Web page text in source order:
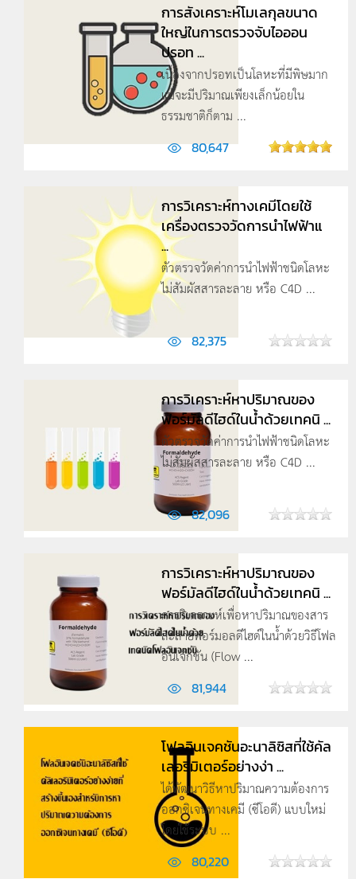
การสังเคราะห์โมเลกุลขนาด
ใหญ่ในการตรวจจับไอออน
ปรอท ...
เนื่องจากปรอทเป็นโลหะที่มีพิษมาก
แม้จะมีปริมาณเพียงเล็กน้อยใน
ธรรมชาติก็ตาม ...
80,647
การวิเคราะห์ทางเคมีโดยใช้
เครื่องตรวจวัดการนำไฟฟ้าแ
...
ตัวตรวจวัดค่าการนำไฟฟ้าชนิดโลหะ
ไม่สัมผัสสารละลาย หรือ C4D ...
82,375
การวิเคราะห์หาปริมาณของ
ฟอร์มัลดีไฮด์ในน้ำด้วยเทคนิ ...
ตัวตรวจวัดค่าการนำไฟฟ้าชนิดโลหะ
ไม่สัมผัสสารละลาย หรือ C4D ...
82,096
การวิเคราะห์หาปริมาณของ
ฟอร์มัลดีไฮด์ในน้ำด้วยเทคนิ ...
การวิเคราะห์เพื่อหาปริมาณของสาร
ละลายฟอร์มอลดีไฮด์ในน้ำด้วยวิธีโฟล
อินเจ็กชัน (Flow ...
81,944
โฟลอินเจคชันอะนาลิซิสที่ใช้คัล
เลอริมิเตอร์อย่างง่า ...
ได้พัฒนาวิธีหาปริมาณความต้องการ
ออกซิเจนทางเคมี (ซีโอดี) แบบใหม่
โดยใช้ระบบ ...
80,220